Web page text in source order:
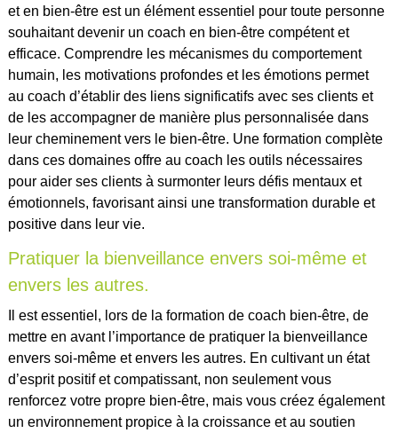
et en bien-être est un élément essentiel pour toute personne
souhaitant devenir un coach en bien-être compétent et
efficace. Comprendre les mécanismes du comportement
humain, les motivations profondes et les émotions permet
au coach d’établir des liens significatifs avec ses clients et
de les accompagner de manière plus personnalisée dans
leur cheminement vers le bien-être. Une formation complète
dans ces domaines offre au coach les outils nécessaires
pour aider ses clients à surmonter leurs défis mentaux et
émotionnels, favorisant ainsi une transformation durable et
positive dans leur vie.
Pratiquer la bienveillance envers soi-même et
envers les autres.
Il est essentiel, lors de la formation de coach bien-être, de
mettre en avant l’importance de pratiquer la bienveillance
envers soi-même et envers les autres. En cultivant un état
d’esprit positif et compatissant, non seulement vous
renforcez votre propre bien-être, mais vous créez également
un environnement propice à la croissance et au soutien